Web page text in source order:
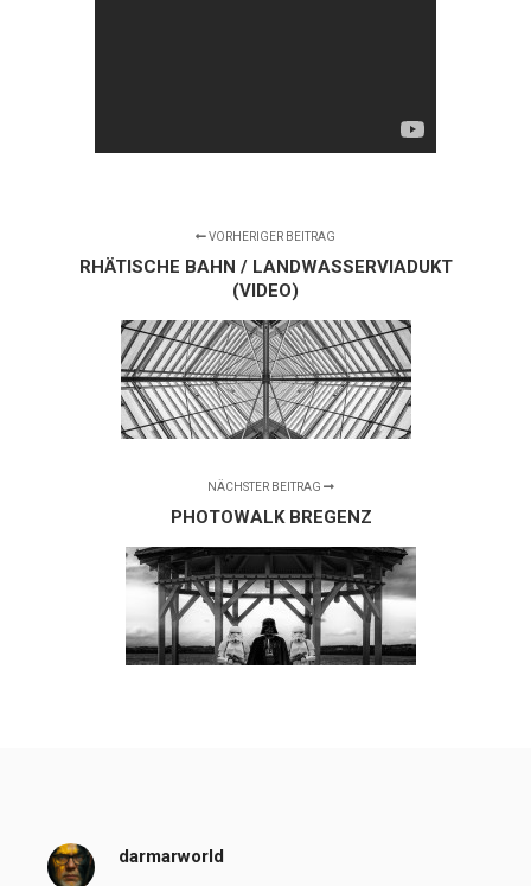
VORHERIGER BEITRAG
RHÄTISCHE BAHN / LANDWASSERVIADUKT
(VIDEO)
NÄCHSTER BEITRAG
PHOTOWALK BREGENZ
darmarworld